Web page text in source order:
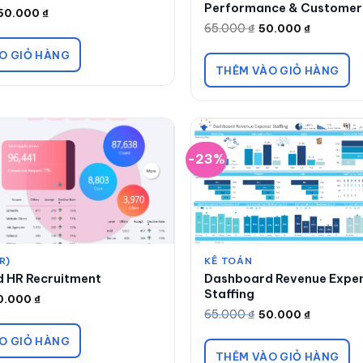
₫
GIỎ HÀNG
Performance &
65.000₫
Giá
là:
65.000 ₫.
50.000 ₫
Giá
tại
50.000 ₫.
THÊM VÀO GIỎ HÀNG
HR Recruitment
₫
GIỎ HÀNG
-23%
KẾ TOÁN
Dashboard Revenue
Staffing
65.000₫
Giá
là:
65.000 ₫.
50.000 ₫
Giá
tại
50.000 ₫.
THÊM VÀO GIỎ HÀNG